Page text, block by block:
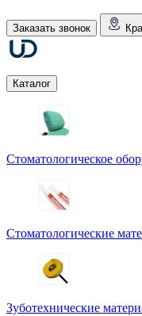
Заказать звонок
Каталог
Стоматологическое
Стоматологические
Зуботехнические